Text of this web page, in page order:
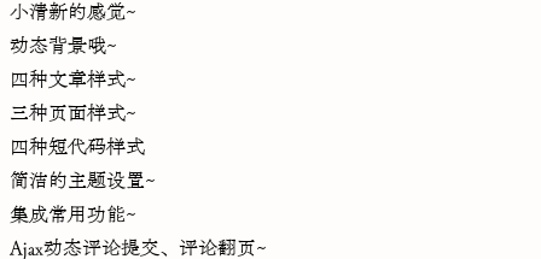
小清新的感觉~
动态背景哦~
四种文章样式~
三种页面样式~
四种短代码样式
简洁的主题设置~
集成常用功能~
Ajax动态评论提交、评论翻页~